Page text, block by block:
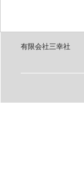
有限会社三幸社